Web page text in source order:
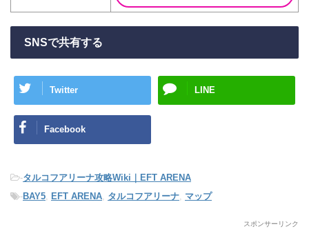
SNSで共有する
Twitter LINE
Facebook
-タルコフアリーナ攻略Wiki｜EFT ARENA
-BAY5 EFT ARENA タルコフアリーナ マップ
スポンサーリンク